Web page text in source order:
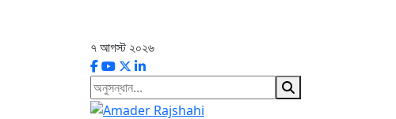
৭ আগস্ট ২০২৬